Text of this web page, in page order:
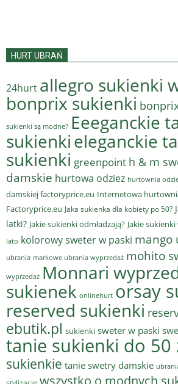
HURT UBRAŃ
24hurt allegro sukienki
bonprix sukienki
sukienki są modne? Eeeganckie
sukienkieleganckie
sukienki greenpoint h & m
damskie hurtowa odziez hurtownia
damskiej factoryprice.eu Internetowa
Factoryprice.eu Jaka sukienka dla kobiety po 50?
latki? Jakie sukienki odmładzają? Jakie
lato kolorowy sweter w paski mango
ubrania markowe ubrania wyprzedaż mohito
wyprzedaż Monnari
sukienek onlinehurt orsay
reserved sukienki
ebutik.pl sukienki sweter w paski
tanie sukienki do 50
sukienkie tanie swetry damskie
wszystko o modnych